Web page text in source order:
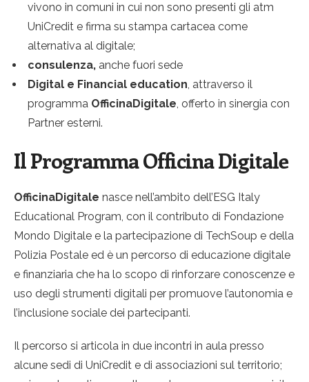
vivono in comuni in cui non sono presenti gli atm
UniCredit e firma su stampa cartacea come
alternativa al digitale;
consulenza, anche fuori sede
Digital e Financial education, attraverso il
programma OfficinaDigitale, offerto in sinergia con
Partner esterni.
Il Programma Officina Digitale
OfficinaDigitale nasce nell’ambito dell’ESG Italy
Educational Program, con il contributo di Fondazione
Mondo Digitale e la partecipazione di TechSoup e della
Polizia Postale ed è un percorso di educazione digitale
e finanziaria che ha lo scopo di rinforzare conoscenze e
uso degli strumenti digitali per promuove l’autonomia e
l’inclusione sociale dei partecipanti.
Il percorso si articola in due incontri in aula presso
alcune sedi di UniCredit e di associazioni sul territorio;